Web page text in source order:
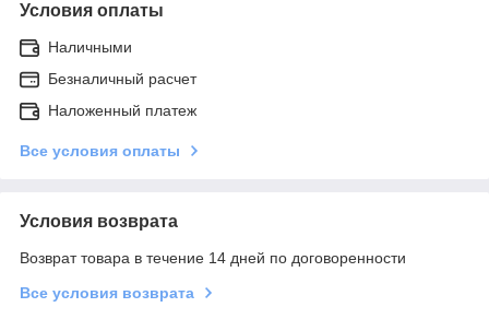
Условия оплаты
Наличными
Безналичный расчет
Наложенный платеж
Все условия оплаты
Условия возврата
Возврат товара в течение 14 дней по договоренности
Все условия возврата